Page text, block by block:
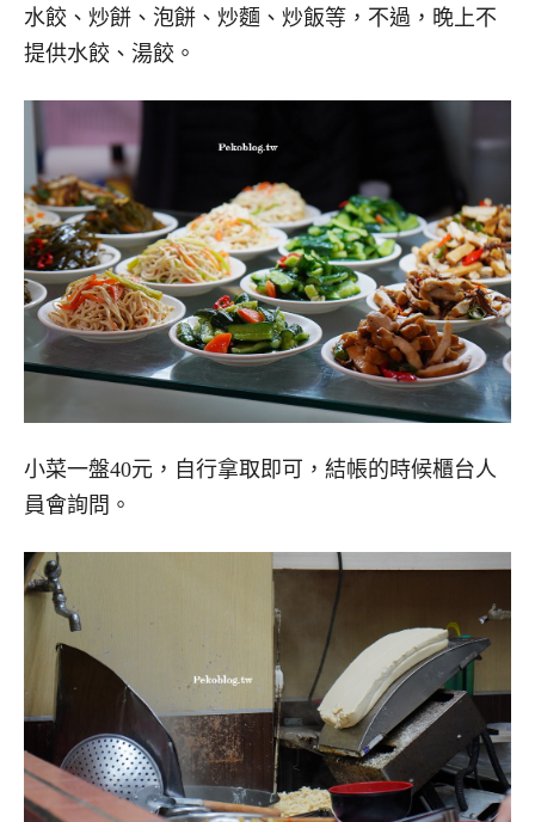
水餃、炒餅、泡餅、炒麵、炒飯等，不過，晚上不
提供水餃、湯餃。
小菜一盤40元，自行拿取即可，結帳的時候櫃台人
員會詢問。